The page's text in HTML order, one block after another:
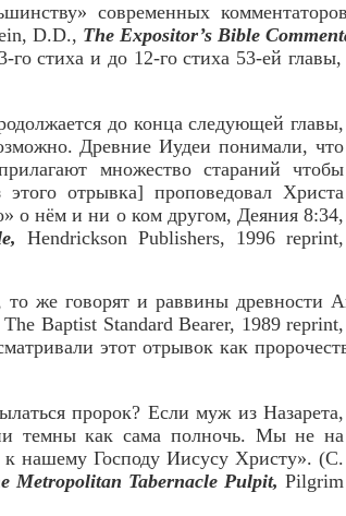
современных
D.D., The Expositor’s Bible
стиха и до 12-го стиха 53-ей главы,
до конца следующей главы,
Древние Иудеи понимали, что
множество стараний чтобы
отрывка] проповедовал Христа
о нём и ни о ком другом, Деяния 8:34,
Hendrickson Publishers, 1996 reprint,
же говорят и раввины древности
The Baptist Standard Bearer, 1989
этот отрывок как
пророк? Если муж из Назарета,
темны как сама полночь. Мы не на
нашему Господу Иисусу Христу». (C.
Metropolitan Tabernacle Pulpit, Pilgrim